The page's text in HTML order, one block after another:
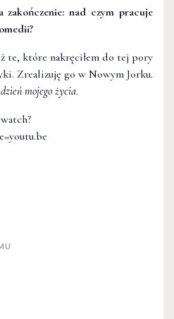
zakończenie: nad czym pracuje
te, które nakręciłem do tej pory
Zrealizuję go w Nowym Jorku.
mojego życia.